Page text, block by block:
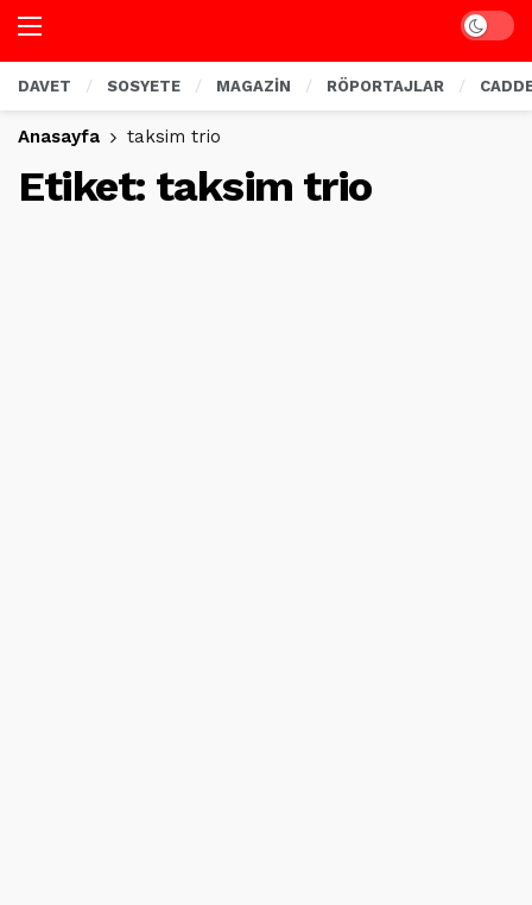
Dark
DAVET SOSYETE MAGAZİN RÖPORTAJLAR
Anasayfa taksim trio
Etiket: taksim trio